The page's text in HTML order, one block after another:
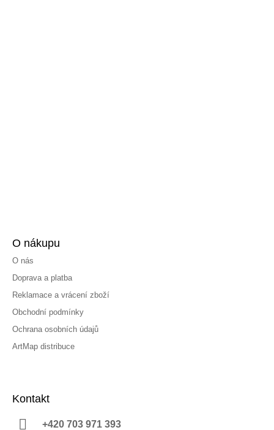
O nákupu
O nás
Doprava a platba
Reklamace a vrácení zboží
Obchodní podmínky
Ochrana osobních údajů
ArtMap distribuce
Kontakt
+420 703 971 393